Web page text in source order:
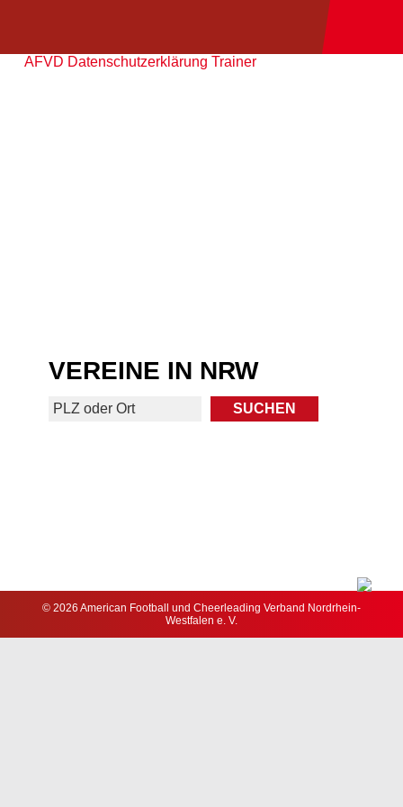
AFVD Datenschutzerklärung Trainer
VEREINE IN NRW
© 2026 American Football und Cheerleading Verband Nordrhein-
Westfalen e. V.